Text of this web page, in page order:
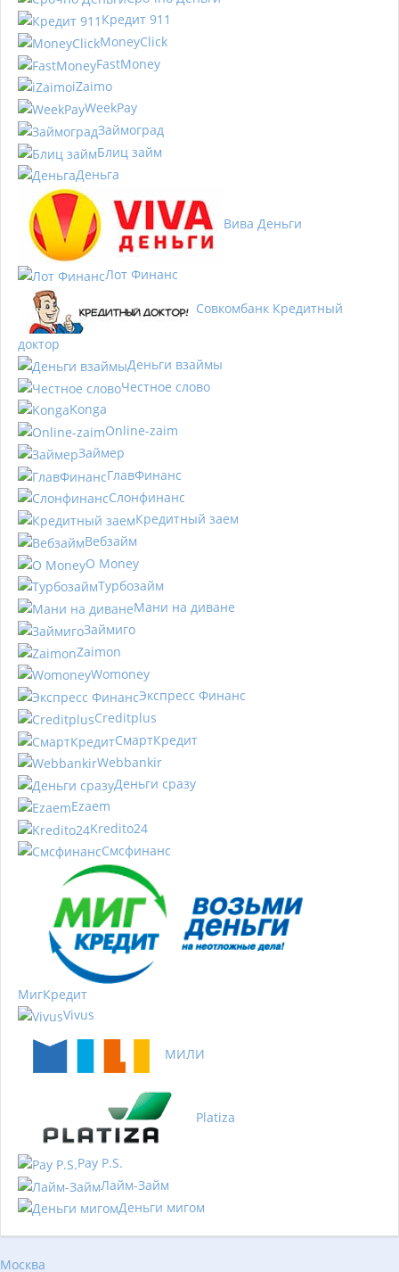
Кредит 911
MoneyClick
FastMoney
iZaimo
WeekPay
Займоград
Блиц займ
Деньга
Вива Деньги
Лот Финанс
Совкомбанк Кредитный
доктор
Деньги взаймы
Честное слово
Konga
Online-zaim
Займер
ГлавФинанс
Слонфинанс
Кредитный заем
Вебзайм
O Money
Турбозайм
Мани на диване
Займиго
Zaimon
Womoney
Экспресс Финанс
Creditplus
СмартКредит
Webbankir
Деньги сразу
Ezaem
Kredito24
Смсфинанс
МигКредит
Vivus
МИЛИ
Platiza
Pay P.S.
Лайм-Займ
Деньги мигом
Москва